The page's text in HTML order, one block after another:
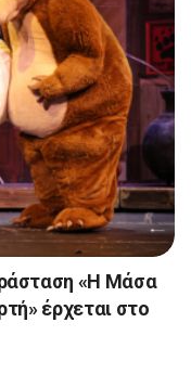
«Η Μάσα
έρχεται στο